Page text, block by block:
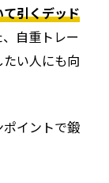
引くデッド
自重トレー
い人にも向
イントで鍛